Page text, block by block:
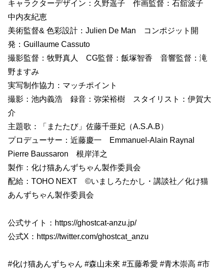
キャラクターデザイン：久野遥子 作画監督：石舘波子
中内友紀恵
美術監督& 色彩設計：Julien De Man コンポジット開
発：Guillaume Cassuto
撮影監督：牧野真人 CG監督：飯塚智香 音響監督：滝
野ますみ
実写制作協力：マッチポイント
撮影：池内義浩 録音：弥栄裕樹 スタイリスト：伊賀大
介
主題歌：「またたび」佐藤千亜妃（A.S.A.B）
プロデューサー：近藤慶一 Emmanuel-Alain Raynal
Pierre Baussaron 根岸洋之
製作：化け猫あんずちゃん製作委員会
配給：TOHO NEXT ©️いましろたかし・講談社／化け猫
あんずちゃん製作委員会
公式サイト：https://ghostcat-anzu.jp/
公式X：https://twitter.com/ghostcat_anzu
#化け猫あんずちゃん #森山未來 #五藤希愛 #青木崇高 #市